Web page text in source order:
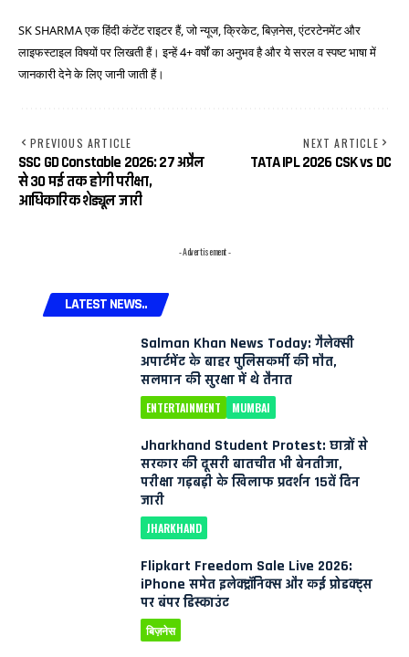
SK SHARMA एक हिंदी कंटेंट राइटर हैं, जो न्यूज, क्रिकेट, बिज़नेस, एंटरटेनमेंट और
लाइफस्टाइल विषयों पर लिखती हैं। इन्हें 4+ वर्षों का अनुभव है और ये सरल व स्पष्ट भाषा में
जानकारी देने के लिए जानी जाती हैं।
PREVIOUS ARTICLE
SSC GD Constable 2026: 27 अप्रैल
से 30 मई तक होगी परीक्षा,
आधिकारिक शेड्यूल जारी
NEXT ARTICLE
TATA IPL 2026 CSK vs DC
- Advertisement -
LATEST NEWS..
Salman Khan News Today: गैलेक्सी
अपार्टमेंट के बाहर पुलिसकर्मी की मौत,
सलमान की सुरक्षा में थे तैनात
ENTERTAINMENT MUMBAI
Jharkhand Student Protest: छात्रों से
सरकार की दूसरी बातचीत भी बेनतीजा,
परीक्षा गड़बड़ी के खिलाफ प्रदर्शन 15वें दिन
जारी
JHARKHAND
Flipkart Freedom Sale Live 2026:
iPhone समेत इलेक्ट्रॉनिक्स और कई प्रोडक्ट्स
पर बंपर डिस्काउंट
बिज़नेस